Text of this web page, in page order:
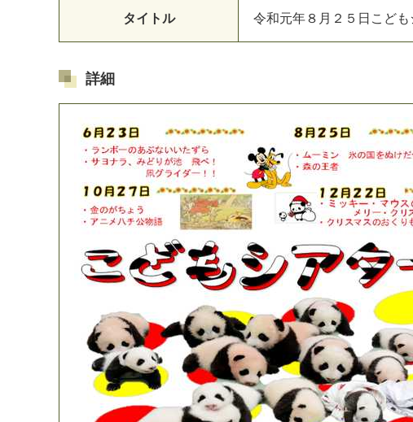
タイトル 令和元年８月２５日こども
詳細
マイメディア検索